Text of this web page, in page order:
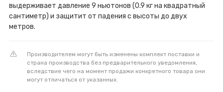
выдерживает давление 9 ньютонов (0.9 кг на квадратный
сантиметр) и защитит от падения с высоты до двух
метров.
Производителем могут быть изменены комплект поставки и
страна производства без предварительного уведомления,
вследствие чего на момент продажи конкретного товара они
могут отличаться от указанных.